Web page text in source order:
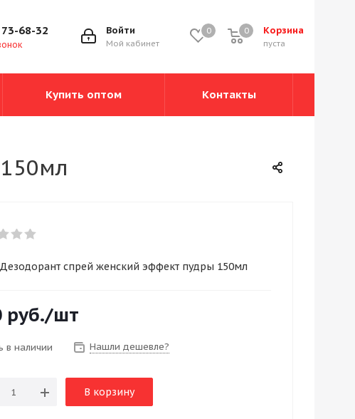
0 Корзина
0
пуста
0
Войти
Мой кабинет
68-32
Купить оптом Контакты
спрей женский эффект пудры 150мл
руб./шт
в наличии Нашли дешевле?
В корзину